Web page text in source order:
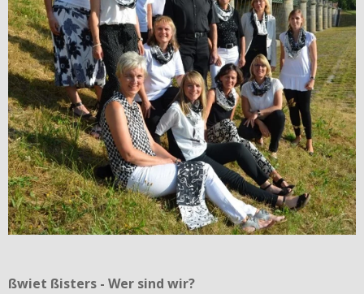
ßwiet ßisters - Wer sind wir?